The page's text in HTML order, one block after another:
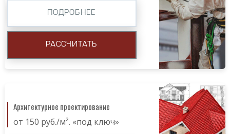
ПОДРОБНЕЕ
РАССЧИТАТЬ
Архитектурное проектирование
от 150 руб./м². «под ключ»